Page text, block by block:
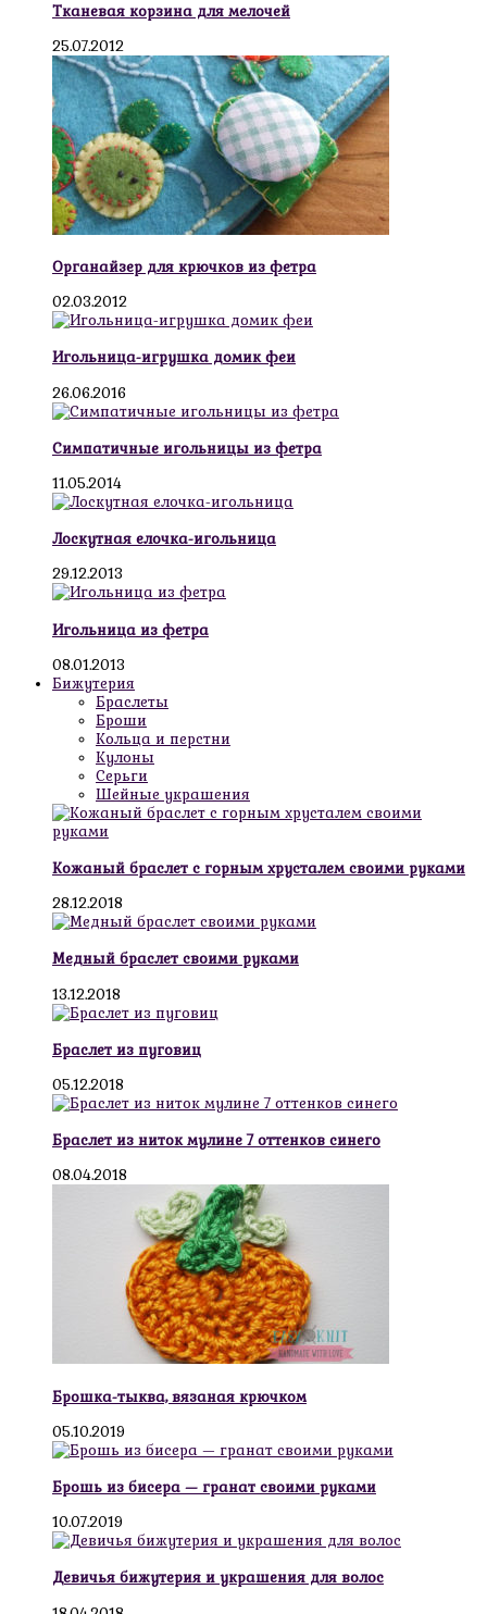
Тканевая корзина для мелочей
25.07.2012
Органайзер для крючков из фетра
02.03.2012
Игольница-игрушка домик феи
26.06.2016
Симпатичные игольницы из фетра
11.05.2014
Лоскутная елочка-игольница
29.12.2013
Игольница из фетра
08.01.2013
Бижутерия
Браслеты
Броши
Кольца и перстни
Кулоны
Серьги
Шейные украшения
Кожаный браслет с горным хрусталем своими руками
28.12.2018
Медный браслет своими руками
13.12.2018
Браслет из пуговиц
05.12.2018
Браслет из ниток мулине 7 оттенков синего
08.04.2018
Брошка-тыква, вязаная крючком
05.10.2019
Брошь из бисера — гранат своими руками
10.07.2019
Девичья бижутерия и украшения для волос